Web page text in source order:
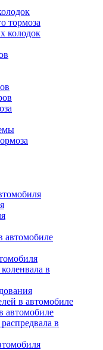
тормоза
колодок
автомобиле
в
в автомобиле
автомобиле
в